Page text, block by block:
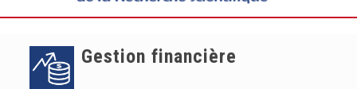
Gestion financière